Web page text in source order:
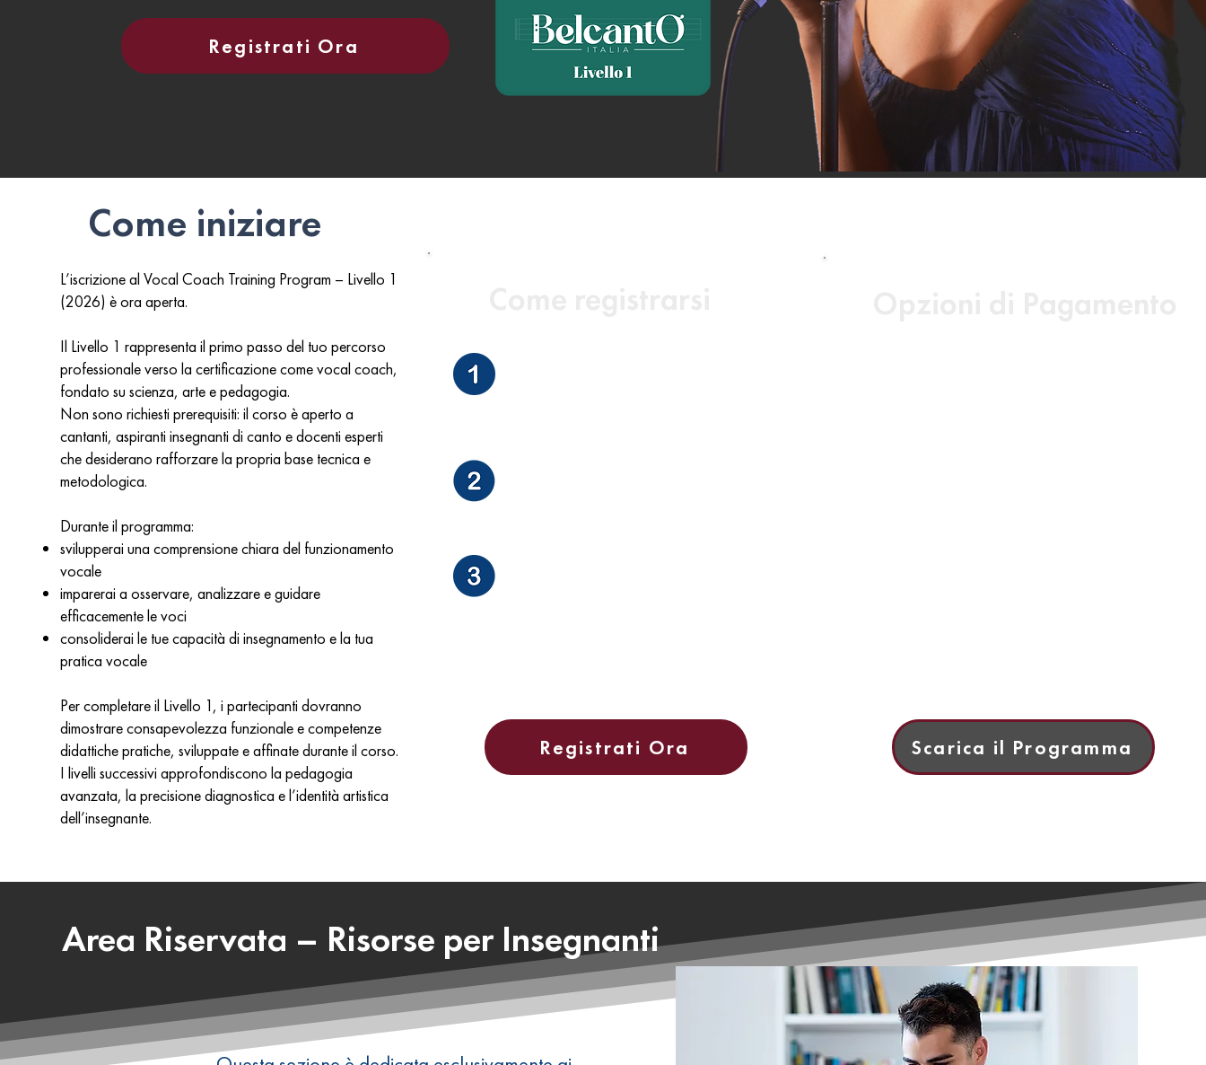
Registrati Ora
Come iniziare
L’iscrizione al Vocal Coach Training Program – Livello 1
(2026) è ora aperta.
Il Livello 1 rappresenta il primo passo del tuo percorso
professionale verso la certificazione come vocal coach,
fondato su scienza, arte e pedagogia.
Non sono richiesti prerequisiti: il corso è aperto a
cantanti, aspiranti insegnanti di canto e docenti esperti
che desiderano rafforzare la propria base tecnica e
metodologica.
Durante il programma:
svilupperai una comprensione chiara del funzionamento
vocale
imparerai a osservare, analizzare e guidare
efficacemente le voci
consoliderai le tue capacità di insegnamento e la tua
pratica vocale
Per completare il Livello 1, i partecipanti dovranno
dimostrare consapevolezza funzionale e competenze
didattiche pratiche, sviluppate e affinate durante il corso.
I livelli successivi approfondiscono la pedagogia
avanzata, la precisione diagnostica e l’identità artistica
dell’insegnante.
Registrati Ora Scarica il Programma
Area Riservata – Risorse per Insegnanti